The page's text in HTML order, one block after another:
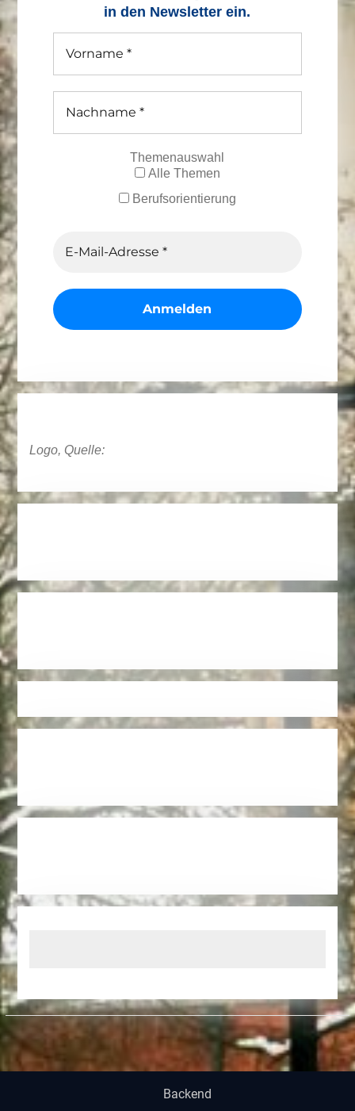
in den Newsletter ein.
Themenauswahl
Alle Themen
Berufsorientierung
Logo, Quelle:
Backend